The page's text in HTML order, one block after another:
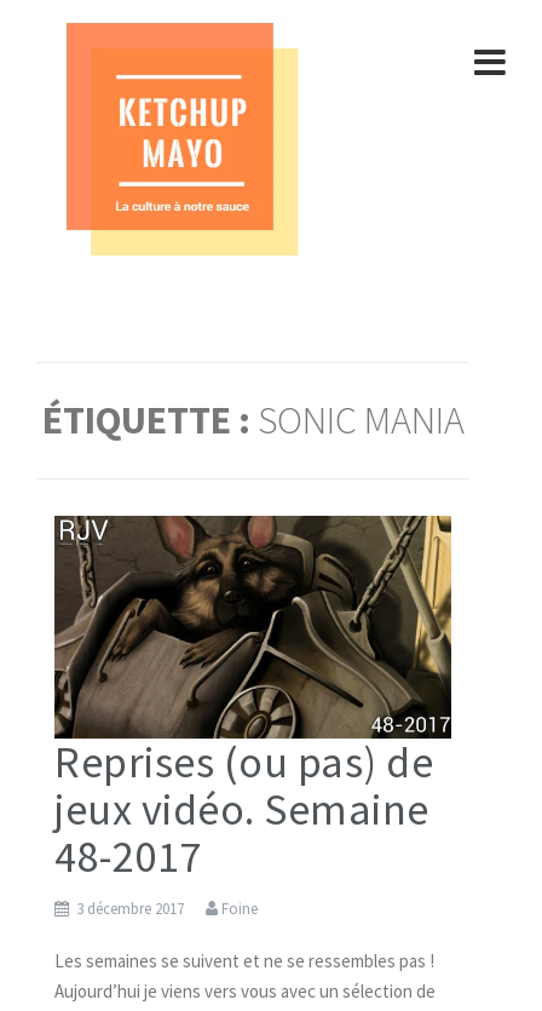
ÉTIQUETTE : SONIC MANIA
Reprises (ou pas) de
jeux vidéo. Semaine
48-2017
3 décembre 2017 Foine
Les semaines se suivent et ne se ressembles pas !
Aujourd’hui je viens vers vous avec un sélection de